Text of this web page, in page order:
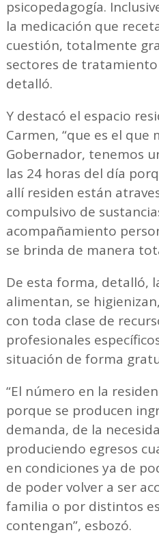
psicopedagogía.
la medicación que
cuestión, totalmente
sectores de
detalló.
Y destacó el espacio
Carmen, “que es el
Gobernador, tenemos
las 24 horas del día
allí residen están
compulsivo de
acompañamiento
se brinda de manera
De esta forma, detalló,
alimentan, se
con toda clase de
profesionales
situación de forma
“El número en la
porque se producen
demanda, de la
produciendo egresos
en condiciones ya de
de poder volver a ser
familia o por distintos
contengan”, esbozó.